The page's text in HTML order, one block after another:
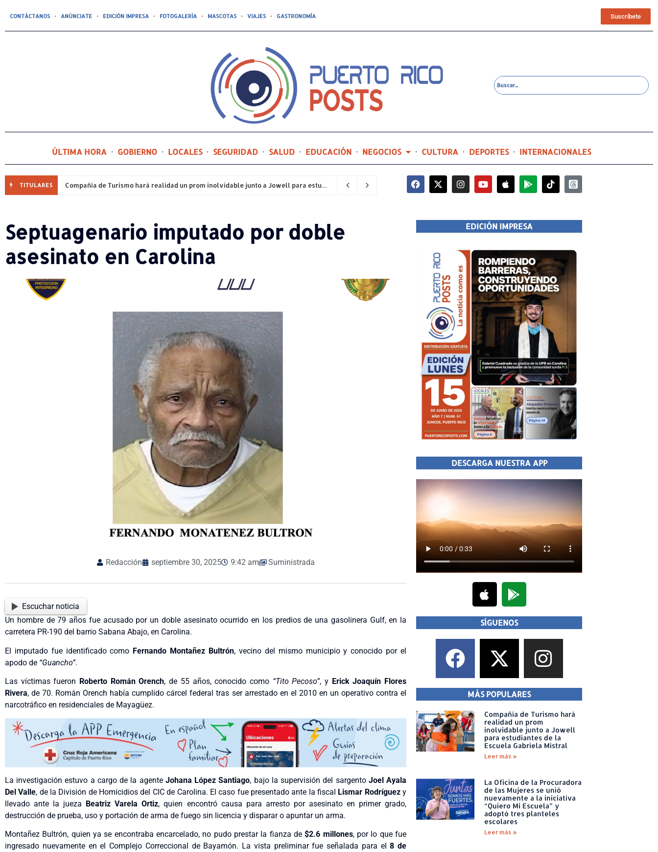
CONTÁCTANOS ANÚNCIATE EDICIÓN IMPRESA FOTOGALERÍA MASCOTAS VIAJES GASTRONOMÍA Suscríbete
ÚLTIMA HORA GOBIERNO LOCALES SEGURIDAD SALUD EDUCACIÓN NEGOCIOS CULTURA DEPORTES INTERNACIONALES
TITULARES Compañía de Turismo hará realidad un prom inolvidable junto a Jowell para estudiantes de la Escuela Gabriela Mistral 8 horas ago
Septuagenario imputado por doble
asesinato en Carolina
Redacción septiembre 30, 2025 9:42 am Suministrada
Escuchar noticia
Un hombre de 79 años fue acusado por un doble asesinato ocurrido en los predios de una gasolinera Gulf, en la
carretera PR-190 del barrio Sabana Abajo, en Carolina.
El imputado fue identificado como Fernando Montañez Bultrón, vecino del mismo municipio y conocido por el
apodo de “Guancho”.
Las víctimas fueron Roberto Román Orench, de 55 años, conocido como “Tito Pecoso”, y Erick Joaquín Flores
Rivera, de 70. Román Orench había cumplido cárcel federal tras ser arrestado en el 2010 en un operativo contra el
narcotráfico en residenciales de Mayagüez.
La investigación estuvo a cargo de la agente Johana López Santiago, bajo la supervisión del sargento Joel Ayala
Del Valle, de la División de Homicidios del CIC de Carolina. El caso fue presentado ante la fiscal Lismar Rodríguezy
llevado ante la jueza Beatriz Varela Ortiz, quien encontró causa para arresto por asesinato en primer grado,
destrucción de prueba, uso y portación de arma de fuego sin licencia y disparar o apuntar un arma.
Montañez Bultrón, quien ya se encontraba encarcelado, no pudo prestar la fianza de$2.6 millones, por lo que fue
ingresado nuevamente en el Complejo Correccional de Bayamón. La vista preliminar fue señalada para el8 de
EDICIÓN IMPRESA
DESCARGA NUESTRA APP
SÍGUENOS
MÁS POPULARES
Compañía de Turismo hará
realidad un prom
inolvidable junto a Jowell
para estudiantes de la
Escuela Gabriela Mistral
Leer más »
La Oficina de la Procuradora
de las Mujeres se unió
nuevamente a la iniciativa
“Quiero Mi Escuela” y
adoptó tres planteles
escolares
Leer más »